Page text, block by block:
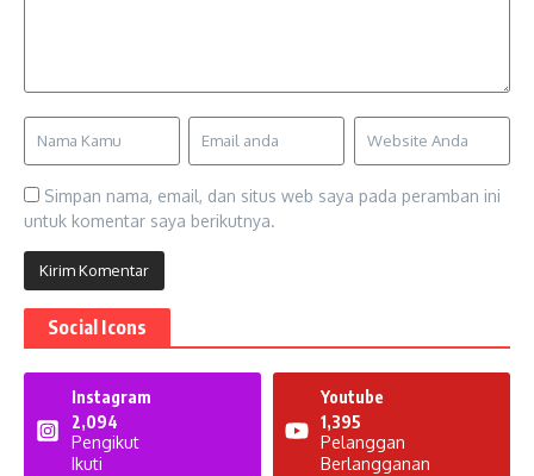
Simpan nama, email, dan situs web saya pada peramban ini
untuk komentar saya berikutnya.
Social Icons
Instagram
2,094
Pengikut
Ikuti
Youtube
1,395
Pelanggan
Berlangganan